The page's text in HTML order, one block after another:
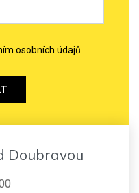
osobních údajů
Doubravou